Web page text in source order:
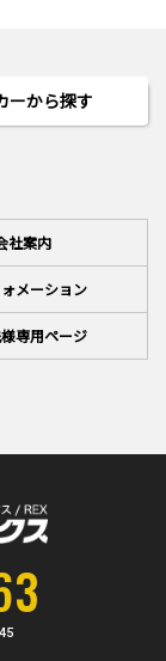
ーから探す
社案内
メーション
専用ページ